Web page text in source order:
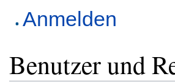
Anmelden
Benutzer und